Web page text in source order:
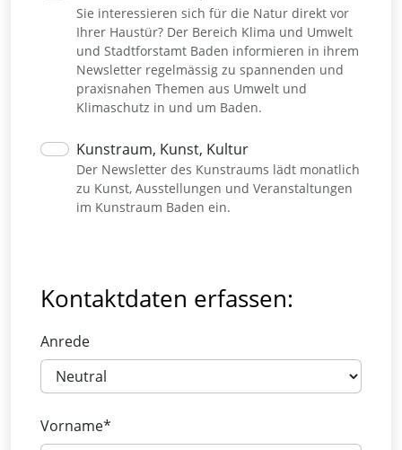
Sie interessieren sich für die Natur direkt vor
Ihrer Haustür? Der Bereich Klima und Umwelt
und Stadtforstamt Baden informieren in ihrem
Newsletter regelmässig zu spannenden und
praxisnahen Themen aus Umwelt und
Klimaschutz in und um Baden.
Kunstraum, Kunst, Kultur
Der Newsletter des Kunstraums lädt monatlich
zu Kunst, Ausstellungen und Veranstaltungen
im Kunstraum Baden ein.
Kontaktdaten erfassen:
Anrede
Vorname*